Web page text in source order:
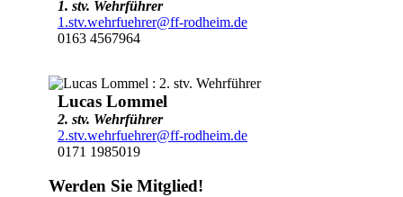
1. stv. Wehrführer
1.stv.wehrfuehrer@ff-rodheim.de
0163 4567964
Lucas Lommel
2. stv. Wehrführer
2.stv.wehrfuehrer@ff-rodheim.de
0171 1985019
Werden Sie Mitglied!